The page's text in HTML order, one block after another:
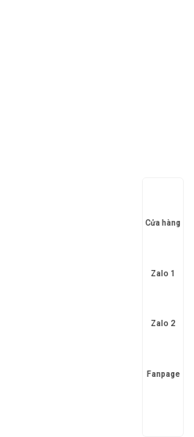
Cửa hàng
Zalo 1
Zalo 2
Fanpage